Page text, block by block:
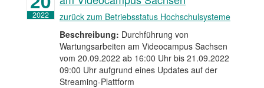
2022
zurück zum Betriebsstatus Hochschulsysteme
Beschreibung: Durchführung von
Wartungsarbeiten am Videocampus Sachsen
vom 20.09.2022 ab 16:00 Uhr bis 21.09.2022
09:00 Uhr aufgrund eines Updates auf der
Streaming-Plattform